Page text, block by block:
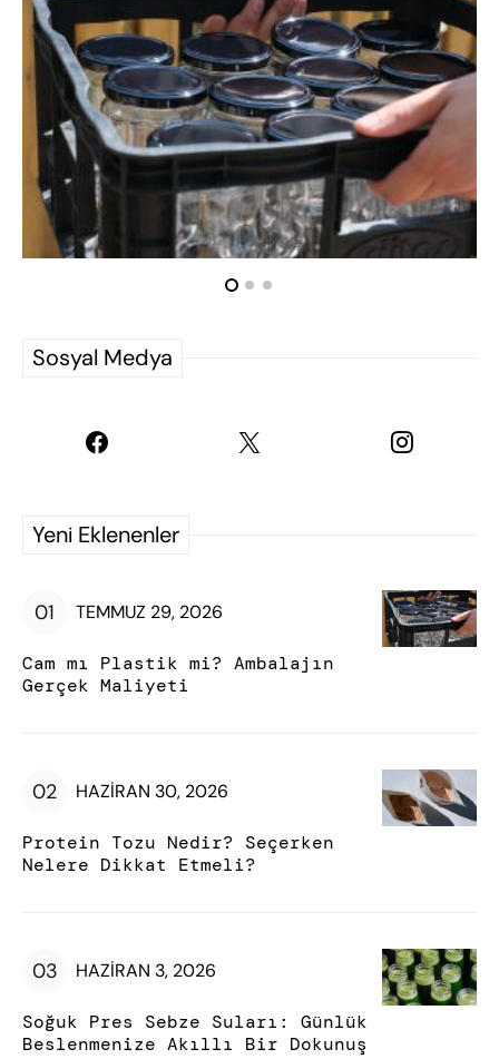
Sosyal Medya
Yeni Eklenenler
TEMMUZ 29, 2026
Cam mı Plastik mi? Ambalajın
Gerçek Maliyeti
HAZIRAN 30, 2026
Protein Tozu Nedir? Seçerken
Nelere Dikkat Etmeli?
HAZIRAN 3, 2026
Soğuk Pres Sebze Suları: Günlük
Beslenmenize Akıllı Bir Dokunuş